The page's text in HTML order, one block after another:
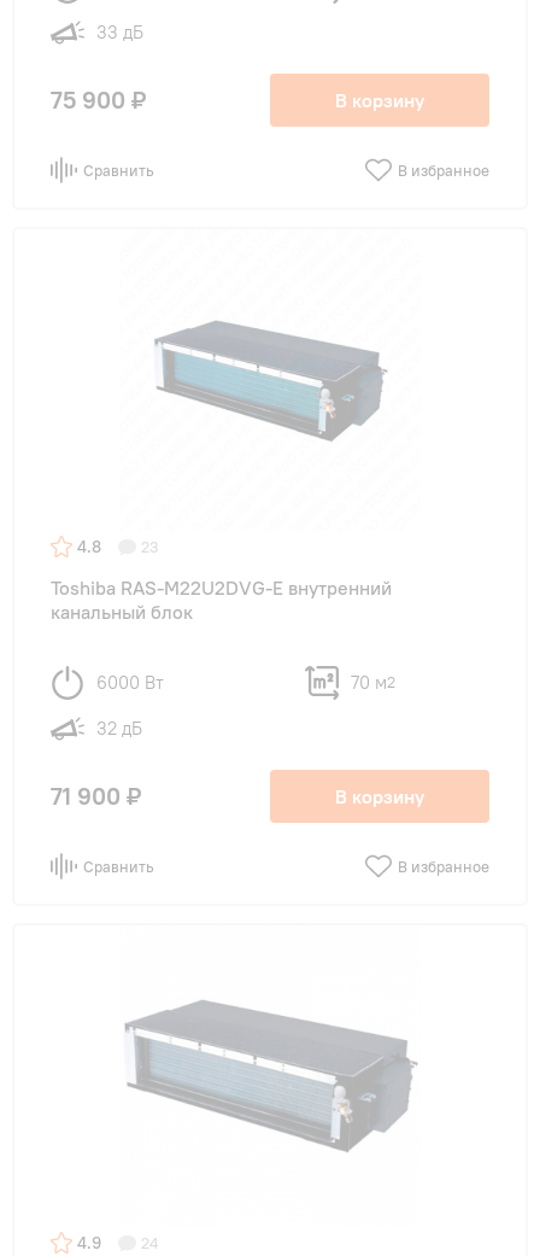
33 дБ
75 900 ₽ В корзину
Сравнить В избранное
4.8 23
Toshiba RAS-M22U2DVG-E внутренний
канальный блок
6000 Вт 70 м2
32 дБ
71 900 ₽ В корзину
Сравнить В избранное
4.9 24